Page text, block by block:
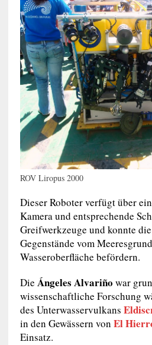
ROV Liropus 2000
Dieser Roboter verfügt über
Kamera und entsprechende
Greifwerkzeuge und konnte
Gegenstände vom
Wasseroberfläche befördern.
Die Ángeles Alvariño war
wissenschaftliche Forschung
des Unterwasservulkans
in den Gewässern von El
Einsatz.